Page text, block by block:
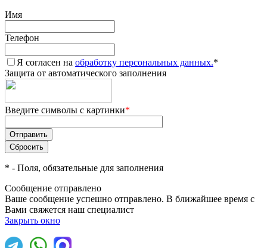
Имя
Телефон
Я согласен на обработку персональных данных.*
Защита от автоматического заполнения
Введите символы с картинки*
* - Поля, обязательные для заполнения
Сообщение отправлено
Ваше сообщение успешно отправлено. В ближайшее время с
Вами свяжется наш специалист
Закрыть окно